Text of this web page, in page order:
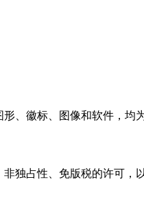
、徽标、图像和软件，均
独占性、免版税的许可